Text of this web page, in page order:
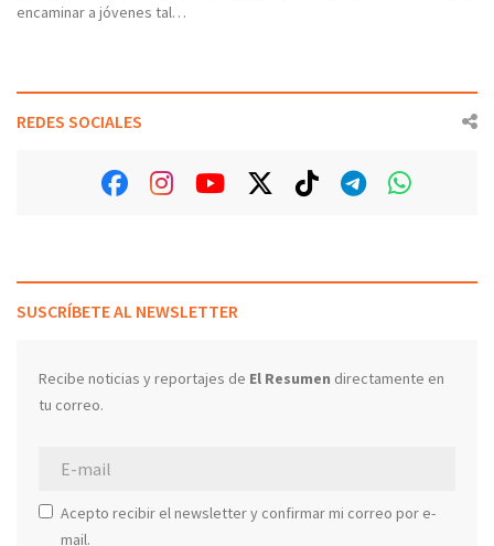
encaminar a jóvenes tal…
REDES SOCIALES
SUSCRÍBETE AL NEWSLETTER
Recibe noticias y reportajes de El Resumen directamente en
tu correo.
Acepto recibir el newsletter y confirmar mi correo por e-
mail.